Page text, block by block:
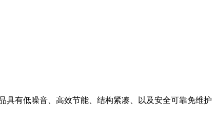
具有低噪音、高效节能、结构紧凑、以及安全可靠免维护